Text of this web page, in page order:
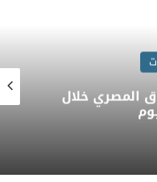
المصري خلال